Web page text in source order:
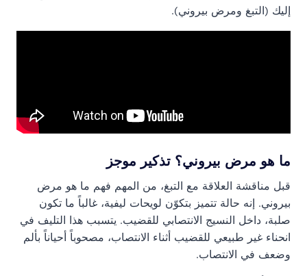
إليك (التبغ ومرض بيروني).
ما هو مرض بيروني؟ تذكير موجز
قبل مناقشة العلاقة مع التبغ، من المهم فهم ما هو مرض
بيروني. إنه حالة تتميز بتكوّن لويحات ليفية، غالباً ما تكون
صلبة، داخل النسيج الانتصابي للقضيب. يتسبب هذا التليف في
انحناء غير طبيعي للقضيب أثناء الانتصاب، مصحوباً أحياناً بألم
وضعف في الانتصاب.